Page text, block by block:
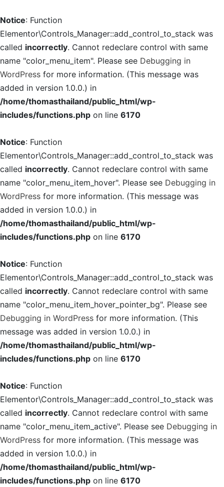
Notice: Function
Elementor\Controls_Manager::add_control_to_stack was
called incorrectly. Cannot redeclare control with same
name "color_menu_item". Please see Debugging in
WordPress for more information. (This message was
added in version 1.0.0.) in
/home/thomasthailand/public_html/wp-
includes/functions.php on line 6170
Notice: Function
Elementor\Controls_Manager::add_control_to_stack was
called incorrectly. Cannot redeclare control with same
name "color_menu_item_hover". Please see Debugging in
WordPress for more information. (This message was
added in version 1.0.0.) in
/home/thomasthailand/public_html/wp-
includes/functions.php on line 6170
Notice: Function
Elementor\Controls_Manager::add_control_to_stack was
called incorrectly. Cannot redeclare control with same
name "color_menu_item_hover_pointer_bg". Please see
Debugging in WordPress for more information. (This
message was added in version 1.0.0.) in
/home/thomasthailand/public_html/wp-
includes/functions.php on line 6170
Notice: Function
Elementor\Controls_Manager::add_control_to_stack was
called incorrectly. Cannot redeclare control with same
name "color_menu_item_active". Please see Debugging in
WordPress for more information. (This message was
added in version 1.0.0.) in
/home/thomasthailand/public_html/wp-
includes/functions.php on line 6170